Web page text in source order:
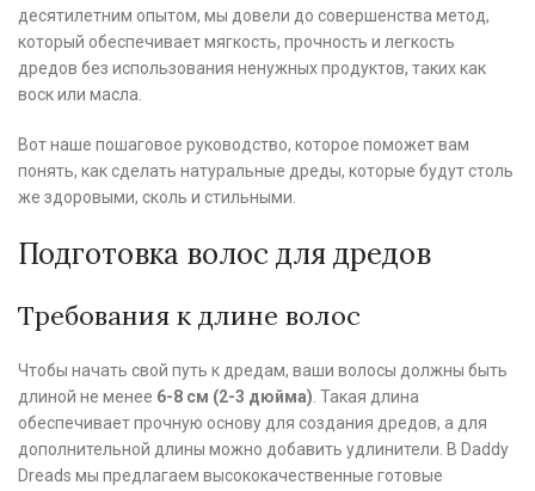
десятилетним опытом, мы довели до совершенства метод,
который обеспечивает мягкость, прочность и легкость
дредов без использования ненужных продуктов, таких как
воск или масла.
Вот наше пошаговое руководство, которое поможет вам
понять, как сделать натуральные дреды, которые будут столь
же здоровыми, сколь и стильными.
Подготовка волос для дредов
Требования к длине волос
Чтобы начать свой путь к дредам, ваши волосы должны быть
длиной не менее 6-8 см (2-3 дюйма) . Такая длина
обеспечивает прочную основу для создания дредов, а для
дополнительной длины можно добавить удлинители. В Daddy
Dreads мы предлагаем высококачественные готовые